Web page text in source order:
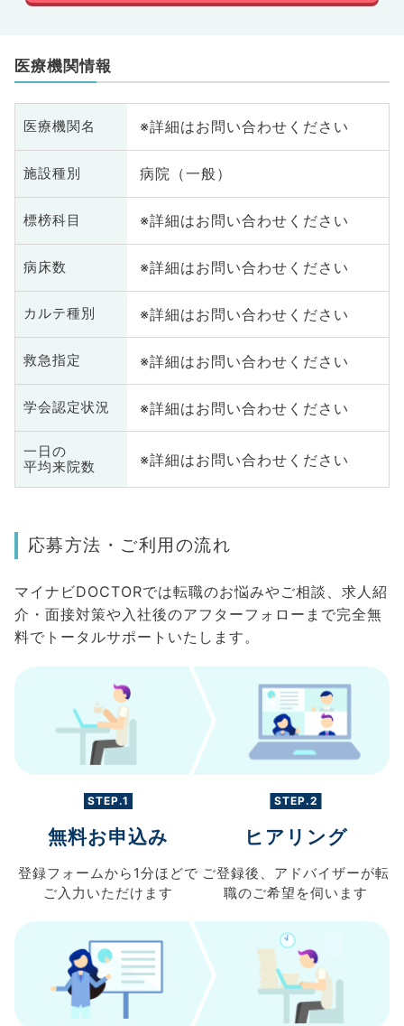
医療機関情報
医療機関名 ※詳細はお問い合わせください
施設種別 病院（一般）
標榜科目 ※詳細はお問い合わせください
病床数 ※詳細はお問い合わせください
カルテ種別 ※詳細はお問い合わせください
救急指定 ※詳細はお問い合わせください
学会認定状況 ※詳細はお問い合わせください
一日の
平均来院数
※詳細はお問い合わせください
応募方法・ご利用の流れ
マイナビDOCTORでは転職のお悩みやご相談、求人紹
介・面接対策や入社後のアフターフォローまで完全無
料でトータルサポートいたします。
STEP.1
無料お申込み
登録フォームから 1分ほどで
ご入力 いただけます
STEP.2
ヒアリング
ご登録後、 アドバイザーが転
職のご希望を伺います